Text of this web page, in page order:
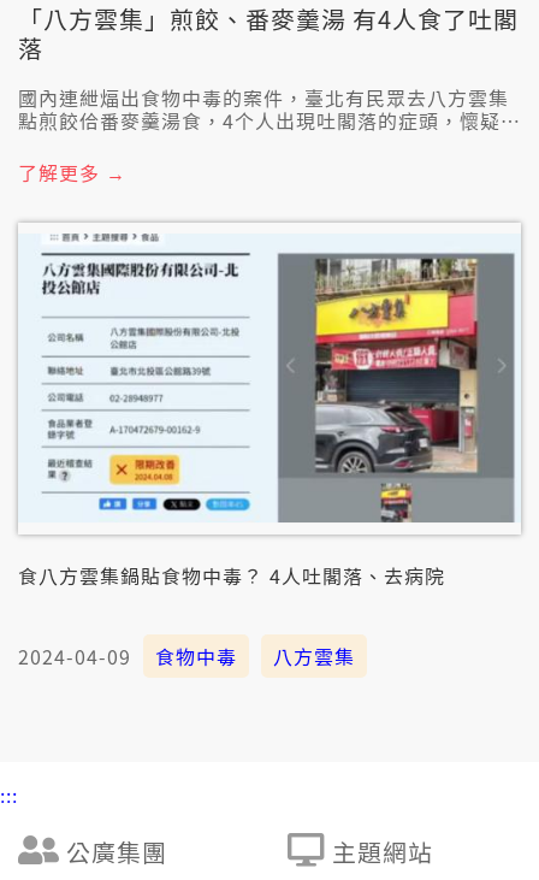
「八方雲集」煎餃、番麥羹湯 有4人食了吐閣
落
國內連紲煏出食物中毒的案件，臺北有民眾去八方雲集
點煎餃佮番麥羹湯食，4个人出現吐閣落的症頭，懷疑是
个人身體無爽快，目前對一寡患者的檢體有驗著諾羅病
毒，猶閣愛查清楚。
了解更多 →
食八方雲集鍋貼食物中毒？ 4人吐閣落、去病院
2024-04-09 食物中毒 八方雲集
:::
公廣集團 主題網站